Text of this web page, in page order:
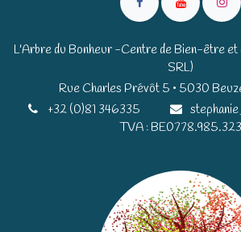
L'Arbre du Bonheur -Centre de Bien-être et
SRL)
Rue Charles Prévôt 5 • 5030
+32 (0)81 346335
TVA : BE0778.985.323